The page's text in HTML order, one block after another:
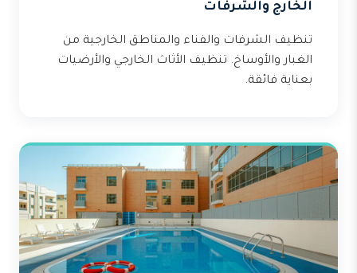
الخارج والشرفات
تنظيف الشرفات والفناء والمناطق الخارجية من
الغبار والأوساخ. تنظيف الأثاث الخارجي والأرضيات
بعناية فائقة.